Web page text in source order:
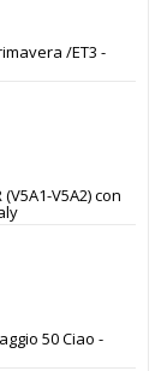
/ET3 -
V5A2) con
50 Ciao -